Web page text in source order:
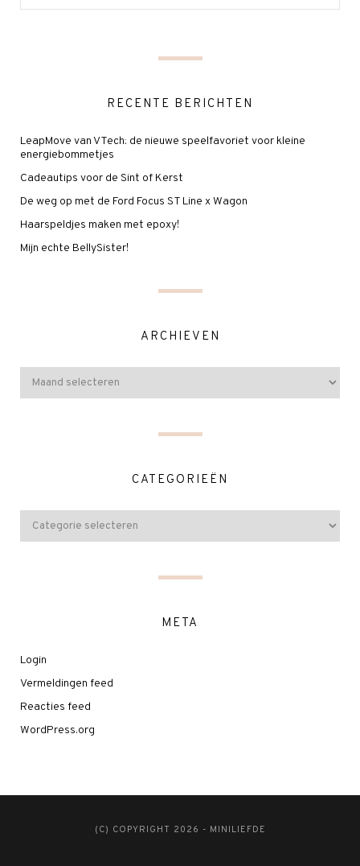
RECENTE BERICHTEN
LeapMove van VTech: de nieuwe speelfavoriet voor kleine
energiebommetjes
Cadeautips voor de Sint of Kerst
De weg op met de Ford Focus ST Line x Wagon
Haarspeldjes maken met epoxy!
Mijn echte BellySister!
ARCHIEVEN
CATEGORIEËN
META
Login
Vermeldingen feed
Reacties feed
WordPress.org
(C) COPYRIGHT 2026 - MINILIEFDE